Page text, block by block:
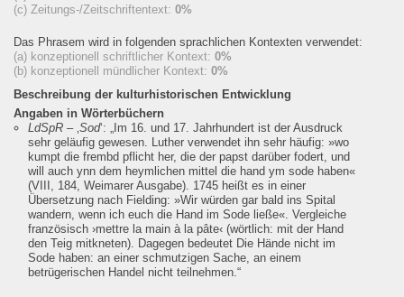
(c) Zeitungs-/Zeitschriftentext: 0%
Das Phrasem wird in folgenden sprachlichen Kontexten verwendet:
(a) konzeptionell schriftlicher Kontext: 0%
(b) konzeptionell mündlicher Kontext: 0%
Beschreibung der kulturhistorischen Entwicklung
Angaben in Wörterbüchern
LdSpR – ‚Sod‘: „Im 16. und 17. Jahrhundert ist der Ausdruck
sehr geläufig gewesen. Luther verwendet ihn sehr häufig: »wo
kumpt die frembd pflicht her, die der papst darüber fodert, und
will auch ynn dem heymlichen mittel die hand ym sode haben«
(VIII, 184, Weimarer Ausgabe). 1745 heißt es in einer
Übersetzung nach Fielding: »Wir würden gar bald ins Spital
wandern, wenn ich euch die Hand im Sode ließe«. Vergleiche
französisch ›mettre la main à la pâte‹ (wörtlich: mit der Hand
den Teig mitkneten). Dagegen bedeutet Die Hände nicht im
Sode haben: an einer schmutzigen Sache, an einem
betrügerischen Handel nicht teilnehmen.“